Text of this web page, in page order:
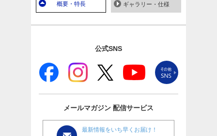
概要・特長 ギャラリー・仕様
公式SNS
メールマガジン 配信サービス
最新情報をいち早くお届け！